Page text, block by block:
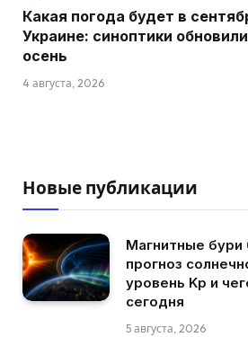
Какая погода будет в
Украине: синоптики
осень
4 августа, 2026
Новые публикации
Магнитные бури
прогноз
уровень Kp и
сегодня
5 августа, 2026